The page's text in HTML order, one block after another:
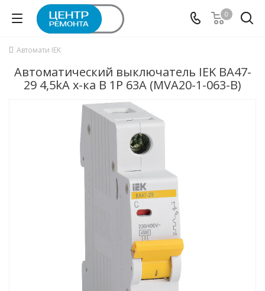
0
Автомати IEK
Автоматический выключатель IEK ВА47-
29 4,5kA х-ка B 1P 63А (MVA20-1-063-B)